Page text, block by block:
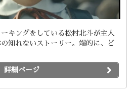
キングをしている松村北斗が主人
知れないストーリー。端的に、ど
詳細ページ